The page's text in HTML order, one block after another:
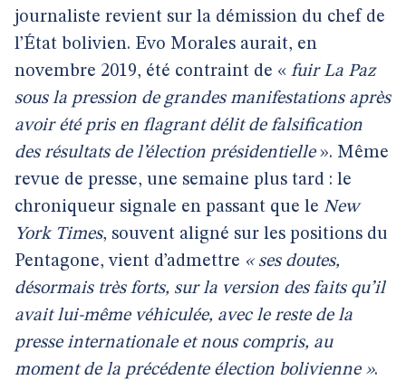
journaliste revient sur la démission du chef de
l’État bolivien. Evo Morales aurait, en
novembre 2019, été contraint de « fuir La Paz
sous la pression de grandes manifestations après
avoir été pris en flagrant délit de falsification
des résultats de l’élection présidentielle». Même
revue de presse, une semaine plus tard : le
chroniqueur signale en passant que le New
York Times, souvent aligné sur les positions du
Pentagone, vient d’admettre « ses doutes,
désormais très forts, sur la version des faits qu’il
avait lui-même véhiculée, avec le reste de la
presse internationale et nous compris, au
moment de la précédente élection bolivienne ».